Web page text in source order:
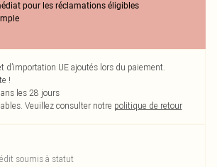
pour les réclamations éligibles
d’importation UE ajoutés lors du paiement.
!
les 28 jours
Veuillez consulter notre politique de retour
soumis à statut